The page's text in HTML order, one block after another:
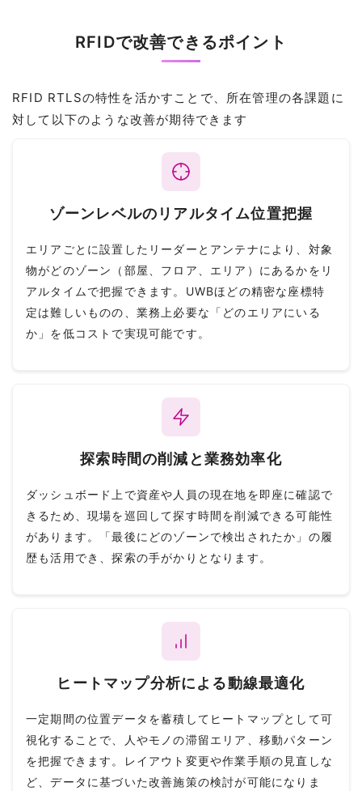
RFIDで改善できるポイント
RFID RTLSの特性を活かすことで、所在管理の各課題に
対して以下のような改善が期待できます
ゾーンレベルのリアルタイム位置把握
エリアごとに設置したリーダーとアンテナにより、対象
物がどのゾーン（部屋、フロア、エリア）にあるかをリ
アルタイムで把握できます。UWBほどの精密な座標特
定は難しいものの、業務上必要な「どのエリアにいる
か」を低コストで実現可能です。
探索時間の削減と業務効率化
ダッシュボード上で資産や人員の現在地を即座に確認で
きるため、現場を巡回して探す時間を削減できる可能性
があります。「最後にどのゾーンで検出されたか」の履
歴も活用でき、探索の手がかりとなります。
ヒートマップ分析による動線最適化
一定期間の位置データを蓄積してヒートマップとして可
視化することで、人やモノの滞留エリア、移動パターン
を把握できます。レイアウト変更や作業手順の見直しな
ど、データに基づいた改善施策の検討が可能になりま